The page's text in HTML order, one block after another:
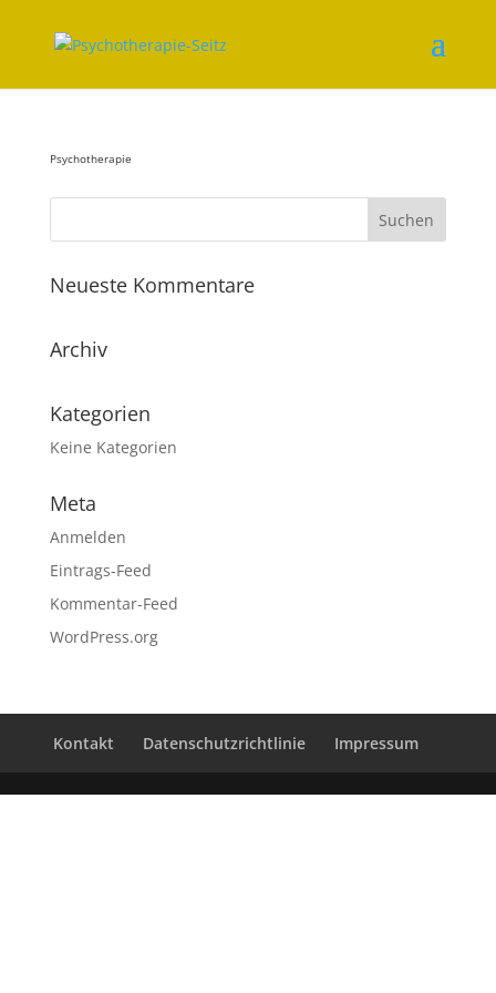
Psychotherapie
Neueste Kommentare
Archiv
Kategorien
Keine Kategorien
Meta
Anmelden
Eintrags-Feed
Kommentar-Feed
WordPress.org
Kontakt Datenschutzrichtlinie Impressum